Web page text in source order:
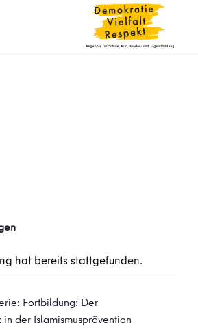
hat bereits stattgefunden.
Fortbildung: Der
der Islamismusprävention